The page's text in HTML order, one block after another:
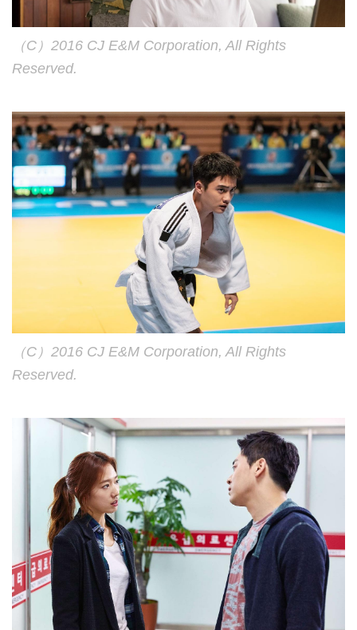
（C）2016 CJ E&M Corporation, All Rights
Reserved.
（C）2016 CJ E&M Corporation, All Rights
Reserved.